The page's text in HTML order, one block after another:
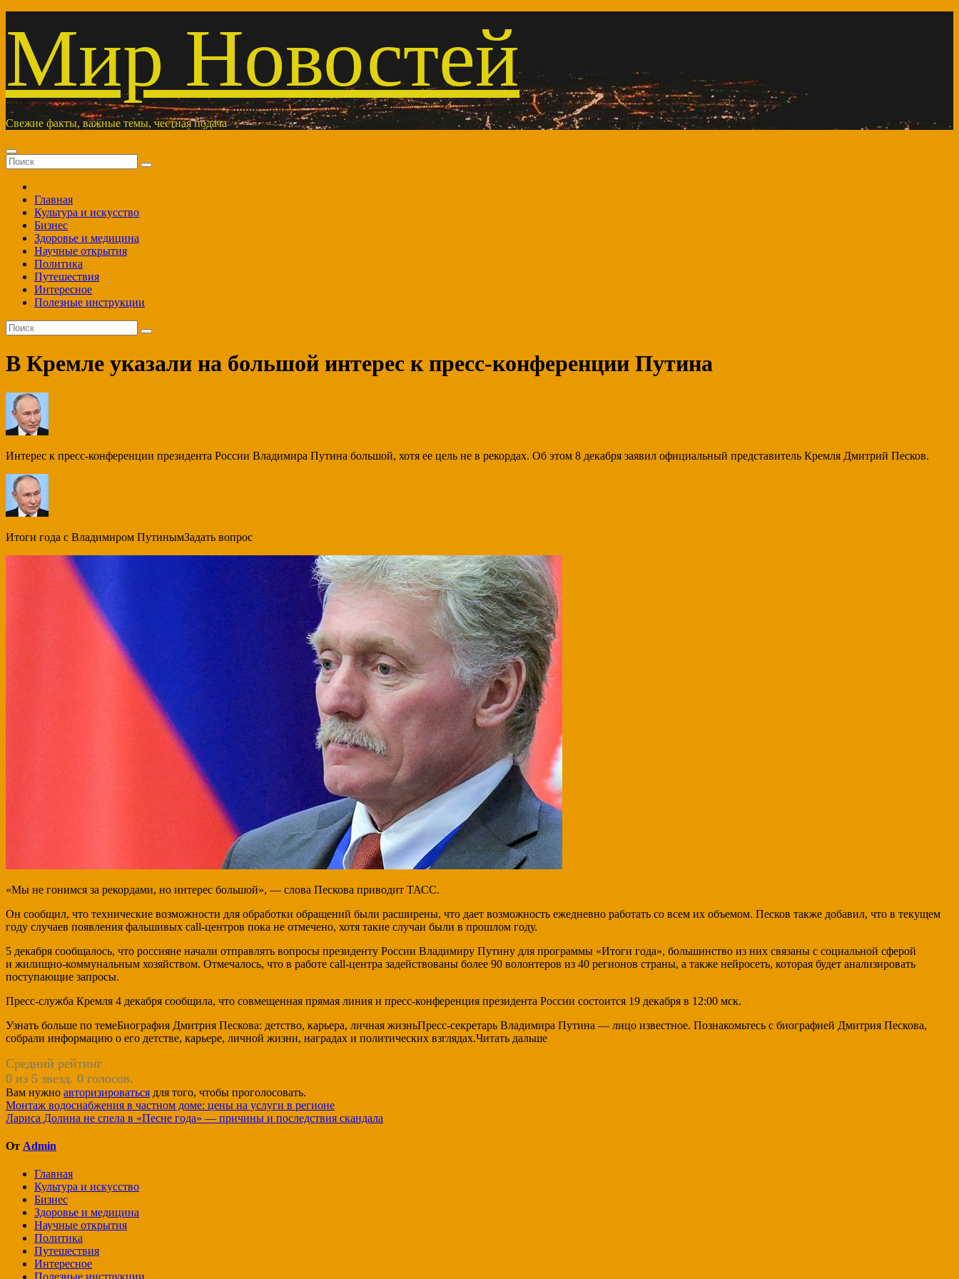
к
содержимому
Мир Новостей
Свежие факты, важные темы, честная подача
Главная
Культура и искусство
Бизнес
Здоровье и медицина
Научные открытия
Политика
Путешествия
Интересное
Полезные инструкции
В Кремле указали на большой интерес к пресс-конференции Путина
Интерес к пресс-конференции президента России Владимира Путина большой, хотя ее цель не в рекордах. Об этом 8 декабря заявил официальный представитель Кремля Дмитрий Песков.
Итоги года с Владимиром ПутинымЗадать вопрос
«Мы не гонимся за рекордами, но интерес большой», — слова Пескова приводит ТАСС.
Он сообщил, что технические возможности для обработки обращений были расширены, что дает возможность ежедневно работать со всем их объемом. Песков также добавил, что в текущем
году случаев появления фальшивых call-центров пока не отмечено, хотя такие случаи были в прошлом году.
5 декабря сообщалось, что россияне начали отправлять вопросы президенту России Владимиру Путину для программы «Итоги года», большинство из них связаны с социальной сферой
и жилищно-коммунальным хозяйством. Отмечалось, что в работе call-центра задействованы более 90 волонтеров из 40 регионов страны, а также нейросеть, которая будет анализировать
поступающие запросы.
Пресс-служба Кремля 4 декабря сообщила, что совмещенная прямая линия и пресс-конференция президента России состоится 19 декабря в 12:00 мск.
Узнать больше по темеБиография Дмитрия Пескова: детство, карьера, личная жизньПресс-секретарь Владимира Путина — лицо известное. Познакомьтесь с биографией Дмитрия Пескова,
собрали информацию о его детстве, карьере, личной жизни, наградах и политических взглядах.Читать дальше
Средний рейтинг
0 из 5 звезд. 0 голосов.
Вам нужно авторизироваться для того, чтобы проголосовать.
Навигация
по
записям
Монтаж водоснабжения в частном доме: цены на услуги в регионе
Лариса Долина не спела в «Песне года» — причины и последствия скандала
От Admin
Главная
Культура и искусство
Бизнес
Здоровье и медицина
Научные открытия
Политика
Путешествия
Интересное